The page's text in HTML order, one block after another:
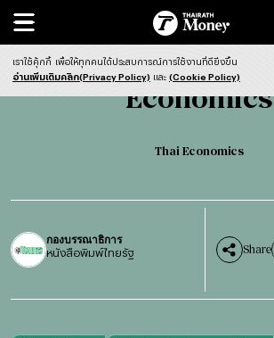
Economics Thai Economics
Economics
Thai Economics
กองบรรณาธิการ
หนังสือพิมพ์ไทยรัฐ Share
- ก + ก
เราใช้คุ้กกี้ เพื่อให้ทุกคนได้ประสบการณ์การใช้งานที่ดียิ่งขึ้น
อ่านเพิ่มเติมคลิก(Privacy Policy) และ (Cookie Policy)